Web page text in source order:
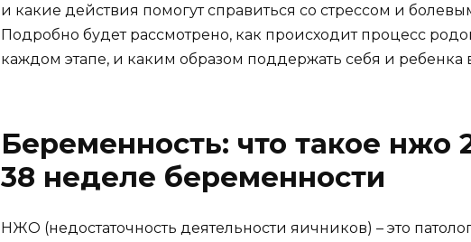
и какие действия помогут справиться со стрессом и
Подробно будет рассмотрено, как происходит процесс
каждом этапе, и каким образом поддержать себя и ребенка
Беременность: что такое нжо
38 неделе беременности
НЖО (недостаточность деятельности яичников) – это